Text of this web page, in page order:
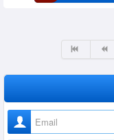
Nume utilizator